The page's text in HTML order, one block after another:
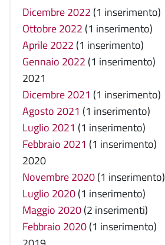
Dicembre 2022 (1 inserimento)
Ottobre 2022 (1 inserimento)
Aprile 2022 (1 inserimento)
Gennaio 2022 (1 inserimento)
2021
Dicembre 2021 (1 inserimento)
Agosto 2021 (1 inserimento)
Luglio 2021 (1 inserimento)
Febbraio 2021 (1 inserimento)
2020
Novembre 2020(1 inserimento)
Luglio 2020(1 inserimento)
Maggio 2020(2 inserimenti)
Febbraio 2020(1 inserimento)